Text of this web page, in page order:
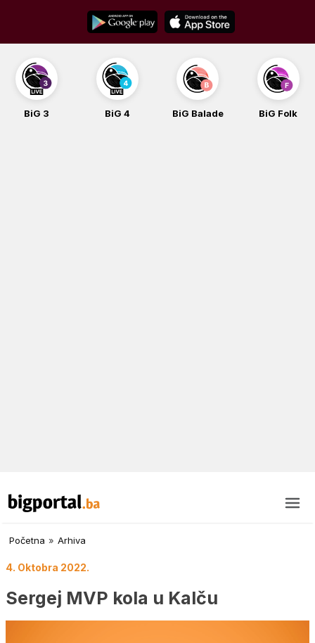
content
BiG 3 BiG 4 BiG Balade BiG Folk
Početna » Arhiva
4. Oktobra 2022.
Sergej MVP kola u Kalču